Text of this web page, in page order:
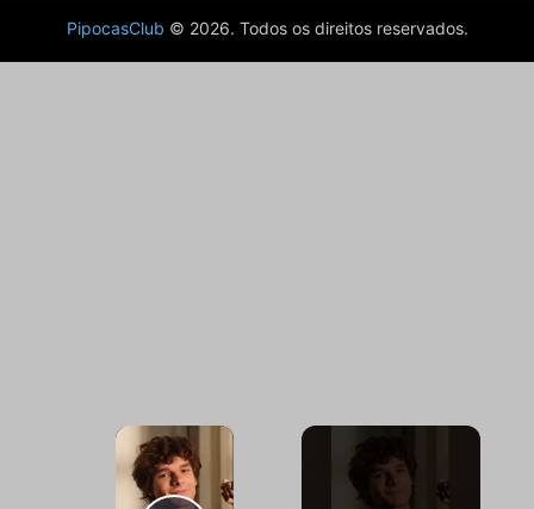
PipocasClub © 2026. Todos os direitos reservados.
×